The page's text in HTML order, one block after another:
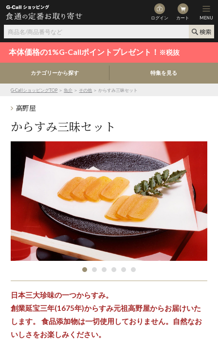
ログイン カート MENU
本体価格の1%G-Callポイントプレゼント！ ※税抜
カテゴリーから探す 特集を見る
G-CallショッピングTOP ＞魚介 ＞ その他 ＞ からすみ三昧セット
高野屋
からすみ三昧セット
日本三大珍味の一つからすみ。
創業延宝三年(1675年)からすみ元祖高野屋からお届けいた
します。 食品添加物は一切使用しておりません。自然なお
いしさをお楽しみください。